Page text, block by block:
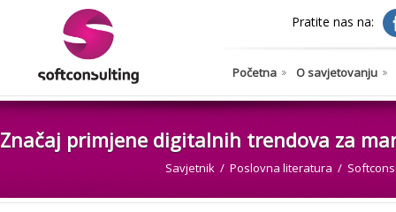
Pratite nas na:
Početna O savjetovanju
Značaj primjene digitalnih trendova za
Savjetnik Poslovna literatura